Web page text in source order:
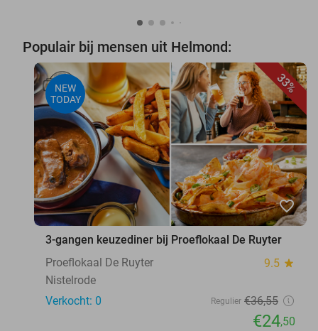
Populair bij mensen uit Helmond:
33%
NEW
TODAY
favorite_border
3-gangen keuzediner bij Proeflokaal De Ruyter
Proeflokaal De Ruyter
9.5 star
Nistelrode
Verkocht: 0
Regulier €36,55
€24,50